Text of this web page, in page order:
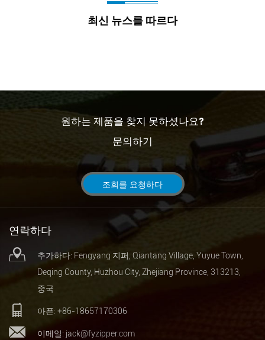
최신 뉴스를 따르다
원하는 제품을 찾지 못하셨나요?
문의하기
조회를 요청하다
연락하다
추가하다: Fengyang 지퍼, Qiantang Village, Yuyue Town,
Deqing County, Huzhou City, Zhejiang Province, 313213,
중국
아픈: +86-18657170306
이메일: jack@fyzipper.com